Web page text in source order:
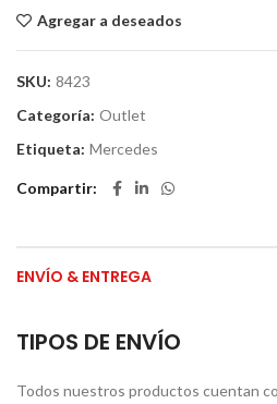
Agregar a deseados
SKU: 8423
Categoría: Outlet
Etiqueta: Mercedes
Compartir
ENVÍO & ENTREGA
TIPOS DE ENVÍO
Todos nuestros productos cuentan